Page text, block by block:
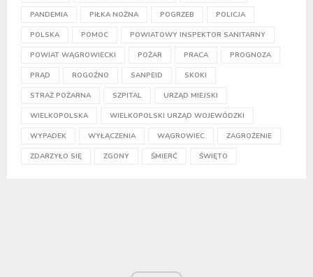
PANDEMIA PIŁKA NOŻNA POGRZEB POLICJA
POLSKA POMOC POWIATOWY INSPEKTOR SANITARNY
POWIAT WĄGROWIECKI POŻAR PRACA PROGNOZA
PRĄD ROGOŹNO SANPEID SKOKI
STRAŻ POŻARNA SZPITAL URZĄD MIEJSKI
WIELKOPOLSKA WIELKOPOLSKI URZĄD WOJEWÓDZKI
WYPADEK WYŁĄCZENIA WĄGROWIEC ZAGROŻENIE
ZDARZYŁO SIĘ ZGONY ŚMIERĆ ŚWIĘTO